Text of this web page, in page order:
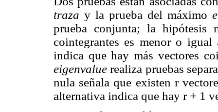
traza y la prueba del máximo
prueba conjunta; la hipótesis
cointegrantes es menor o
indica que hay más vectores
eigenvalue realiza pruebas
nula señala que existen r
alternativa indica que hay r + 1